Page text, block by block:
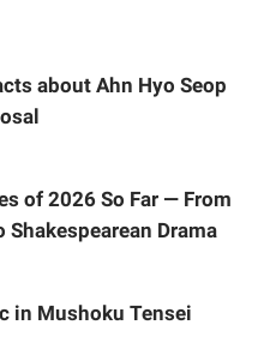
about Ahn Hyo Seop
of 2026 So Far — From
Drama
in Mushoku Tensei